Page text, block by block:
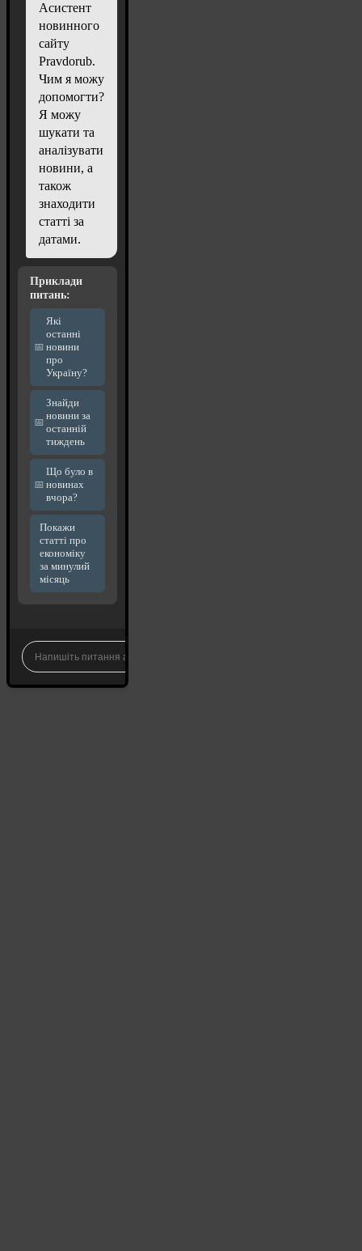
Асистент
новинного
сайту
Pravdorub.
Чим я можу
допомогти?
Я можу
шукати та
аналізувати
новини, а
також
знаходити
статті за
датами.
Приклади
питань:
Які
останні
новини
про
Україну?
Знайди
новини за
останній
тиждень
Що було в
новинах
вчора?
Покажи
статті про
економіку
за минулий
місяць